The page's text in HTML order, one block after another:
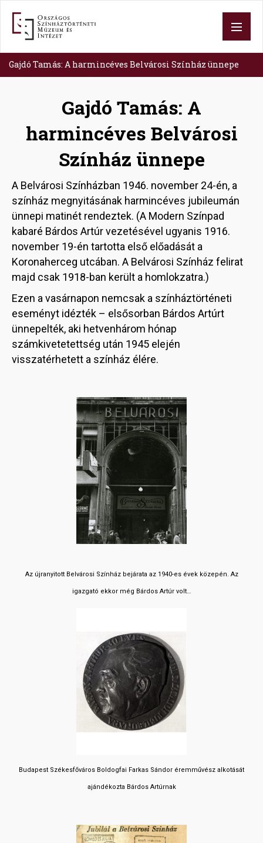
tartalomra
Gajdó Tamás: A harmincéves Belvárosi Színház ünnepe
Gajdó Tamás: A
harmincéves Belvárosi
Színház ünnepe
A Belvárosi Színházban 1946. november 24-én, a
színház megnyitásának harmincéves jubileumán
ünnepi matinét rendeztek. (A Modern Színpad
kabaré Bárdos Artúr vezetésével ugyanis 1916.
november 19-én tartotta első előadását a
Koronaherceg utcában. A Belvárosi Színház felirat
majd csak 1918-ban került a homlokzatra.)
Ezen a vasárnapon nemcsak a színháztörténeti
eseményt idézték – elsősorban Bárdos Artúrt
ünnepelték, aki hetvenhárom hónap
számkivetetettség után 1945 elején
visszatérhetett a színház élére.
Az újranyitott Belvárosi Színház bejárata az 1940-es évek közepén. Az
igazgató ekkor még Bárdos Artúr volt…
Budapest Székesfőváros Boldogfai Farkas Sándor éremművész alkotását
ajándékozta Bárdos Artúrnak